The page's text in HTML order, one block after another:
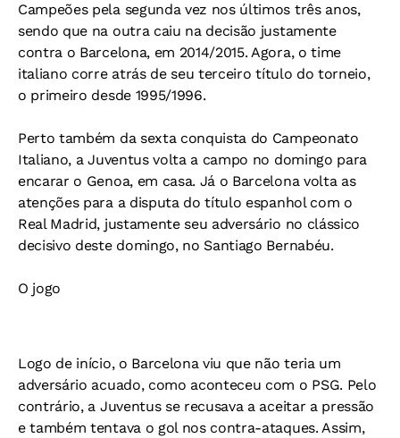
Campeões pela segunda vez nos últimos três anos,
sendo que na outra caiu na decisão justamente
contra o Barcelona, em 2014/2015. Agora, o time
italiano corre atrás de seu terceiro título do torneio,
o primeiro desde 1995/1996.
Perto também da sexta conquista do Campeonato
Italiano, a Juventus volta a campo no domingo para
encarar o Genoa, em casa. Já o Barcelona volta as
atenções para a disputa do título espanhol com o
Real Madrid, justamente seu adversário no clássico
decisivo deste domingo, no Santiago Bernabéu.
O jogo
Logo de início, o Barcelona viu que não teria um
adversário acuado, como aconteceu com o PSG. Pelo
contrário, a Juventus se recusava a aceitar a pressão
e também tentava o gol nos contra-ataques. Assim,